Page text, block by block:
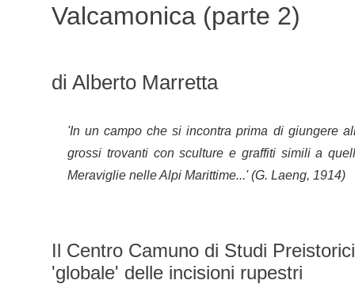
Valcamonica (parte 2)
di Alberto Marretta
'In un campo che si incontra prima di giungere
grossi trovanti con sculture e graffiti simili a
Meraviglie nelle Alpi Marittime...' (G. Laeng, 1914)
Il Centro Camuno di Studi
'globale' delle incisioni rupestri